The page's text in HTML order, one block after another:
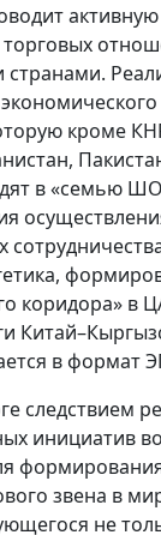
кроме
в «семью
коридора» в
в формат
следствием
инициатив
звена в
не